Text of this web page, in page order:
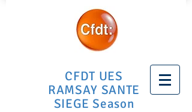
CFDT UES
RAMSAY SANTE
SIEGE Season